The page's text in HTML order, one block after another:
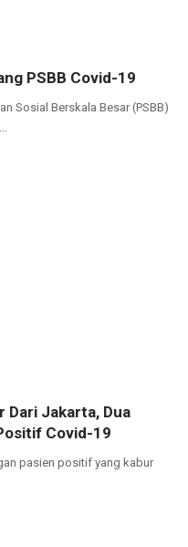
PSBB Covid-19
Sosial Berskala Besar (PSBB)
Dari Jakarta, Dua
Covid-19
pasien positif yang kabur